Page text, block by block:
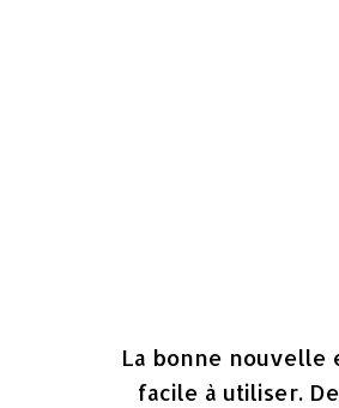
La bonne nouvelle
facile à utiliser.